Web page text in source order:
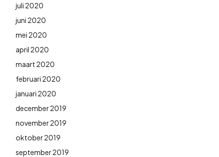
juli 2020
juni 2020
mei 2020
april 2020
maart 2020
februari 2020
januari 2020
december 2019
november 2019
oktober 2019
september 2019